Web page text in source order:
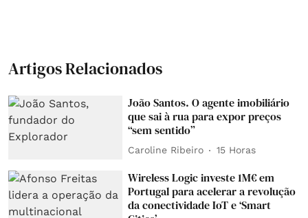
Artigos Relacionados
João Santos. O agente imobiliário
que sai à rua para expor preços
“sem sentido”
Caroline Ribeiro 15 Horas
Wireless Logic investe 1M€ em
Portugal para acelerar a revolução
da conectividade IoT e ‘Smart